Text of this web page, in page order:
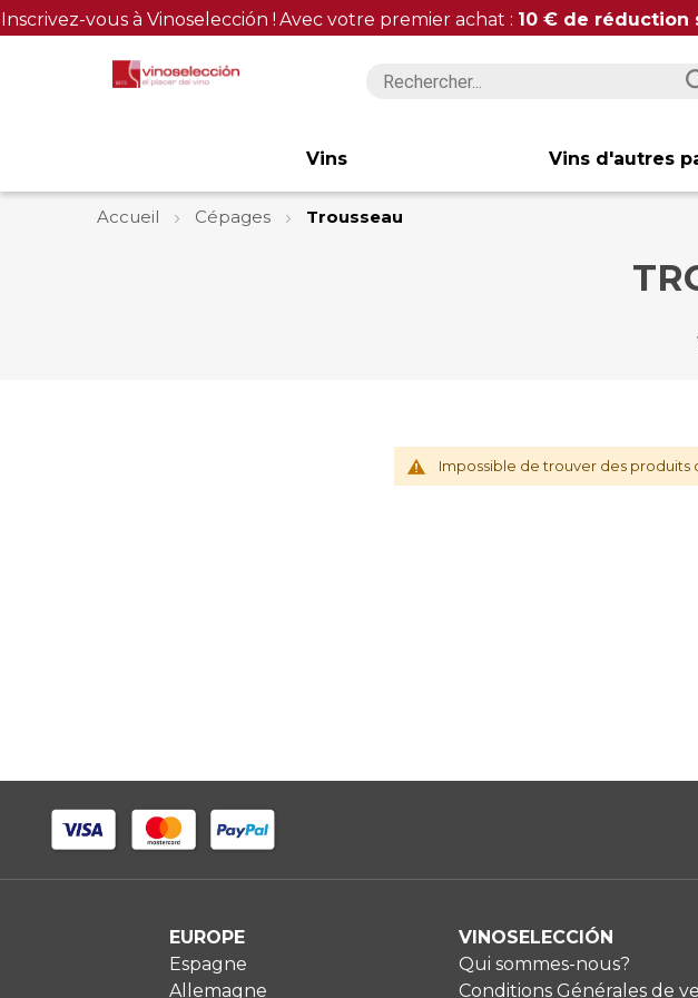
Inscrivez-vous à Vinoselección ! Avec votre premier achat : 10 € de réduction
Vins Vins d'autres
Accueil Cépages Trousseau
Impossible de trouver des produits
EUROPE
Espagne
Allemagne
VINOSELECCIÓN
Qui sommes-nous?
Conditions Générales de